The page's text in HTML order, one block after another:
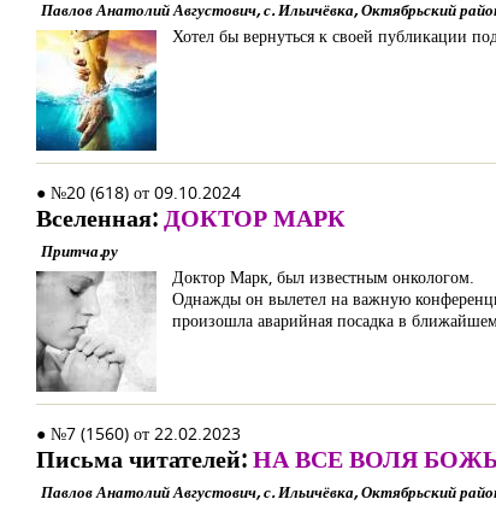
Павлов Анатолий Августович, с. Ильичёвка, Октябрьский
Хотел бы вернуться к своей публикации
● №20 (618) от 09.10.2024
Вселенная:ДОКТОР МАРК
Притча.ру
Доктор Марк, был известным онкологом.
Однажды он вылетел на важную
произошла аварийная посадка в
● №7 (1560) от 22.02.2023
Письма читателей:НА ВСЕ ВОЛЯ
Павлов Анатолий Августович, с. Ильичёвка, Октябрьский